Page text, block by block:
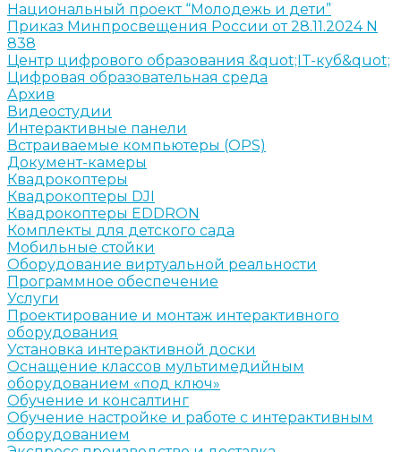
Национальный проект “Молодежь и дети”
Приказ Минпросвещения России от 28.11.2024 N
838
Центр цифрового образования &quot;IT-куб&quot;
Цифровая образовательная среда
Архив
Видеостудии
Интерактивные панели
Встраиваемые компьютеры (OPS)
Документ-камеры
Квадрокоптеры
Квадрокоптеры DJI
Квадрокоптеры EDDRON
Комплекты для детского сада
Мобильные стойки
Оборудование виртуальной реальности
Программное обеспечение
Услуги
Проектирование и монтаж интерактивного
оборудования
Установка интерактивной доски
Оснащение классов мультимедийным
оборудованием «под ключ»
Обучение и консалтинг
Обучение настройке и работе с интерактивным
оборудованием